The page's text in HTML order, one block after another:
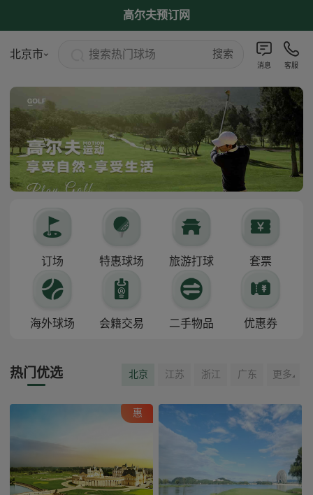
高尔夫预订网
北京市 搜索热门球场 搜索
消息 客服
订场 特惠球场 旅游打球 套票
海外球场 会籍交易 二手物品 优惠券
热门优选 北京 江苏 浙江 广东 更多
惠